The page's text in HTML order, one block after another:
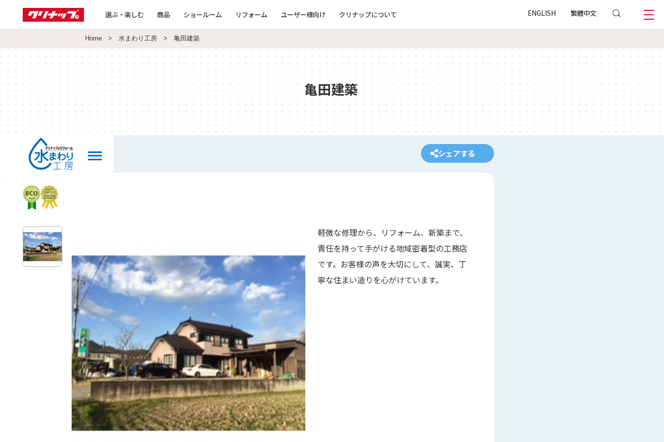
選ぶ・楽しむ 商品 ショールーム リフォーム ユーザー様向け クリナップについて ENGLISH 繁體中文
Home > 水まわり工房 > 亀田建築
亀田建築
シェアする
軽微な修理から、リフォーム、新築まで、
責任を持って手がける地域密着型の工務店
です。お客様の声を大切にして、誠実、丁
寧な住まい造りを心がけています。